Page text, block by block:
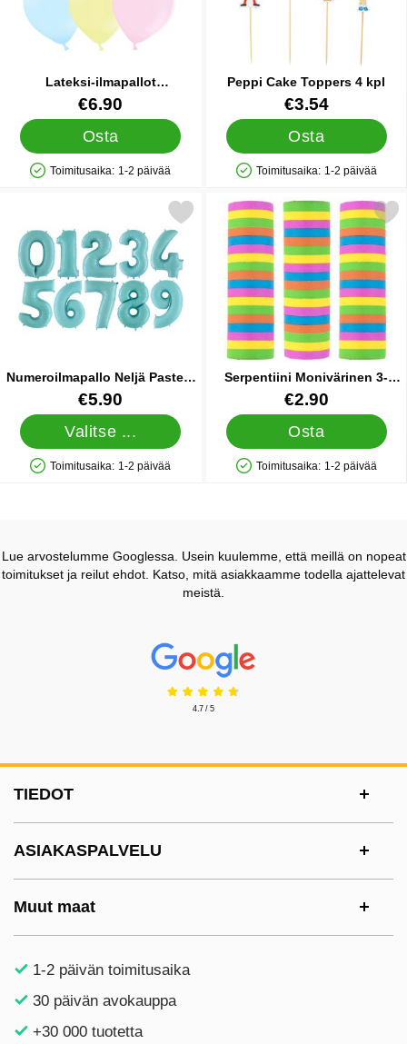
Lateksi-ilmapallot
Pastellivalikoima 50-pakkaus
Tuote.nro 21139
€6.90
Osta
Saatavuus: Varastossa
Toimitusaika: 1-2 päivää
Peppi Cake Toppers 4 kpl
Tuote.nro 45258
€3.54
Osta
Saatavuus: Varastossa
Toimitusaika: 1-2 päivää
Numeroilmapallo Neljä Pastelli
Sininen
Tuote.nro 11182€5.90
Valitse ...
Saatavuus: Varastossa
Toimitusaika: 1-2 päivää
numeroilmapallo Neljä Pastelli Sininen suosikiksi
Serpentiini Monivärinen 3-
pakkaus
Tuote.nro 31222
€2.90
Osta
Saatavuus: Varastossa
Toimitusaika: 1-2 päivää
Merkitse serpentiini
Lue arvostelumme Googlessa. Usein kuulemme, että meillä on nopeat
toimitukset ja reilut ehdot. Katso, mitä asiakkaamme todella ajattelevat
meistä.
Prisjakt Arvostelu: 4.7 Tähdet
4.7 / 5
TIEDOT
ASIAKASPALVELU
Muut maat
1-2 päivän toimitusaika
30 päivän avokauppa
+30 000 tuotetta